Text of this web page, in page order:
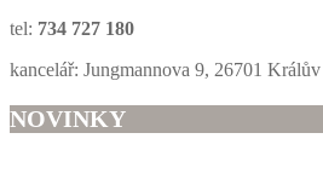
tel: 734 727 180
kancelář: Jungmannova 9, 26701
NOVINKY